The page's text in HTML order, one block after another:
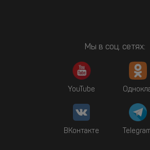
Мы в соц. сетях:
YouTube
ВКонтакте